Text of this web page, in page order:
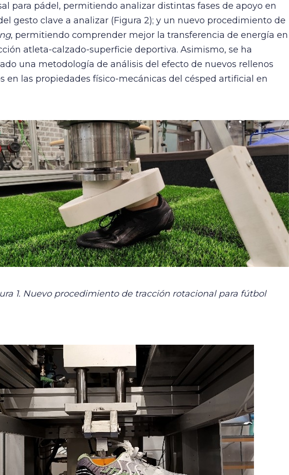
para pádel, permitiendo analizar distintas fases de apoyo en
gesto clave a analizar (Figura 2); y un nuevo procedimiento de
, permitiendo comprender mejor la transferencia de energía en
atleta-calzado-superficie deportiva. Asimismo, se ha
una metodología de análisis del efecto de nuevos rellenos
en las propiedades físico-mecánicas del césped artificial en
1. Nuevo procedimiento de tracción rotacional para fútbol